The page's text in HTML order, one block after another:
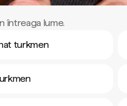
întreaga lume.
turkmen